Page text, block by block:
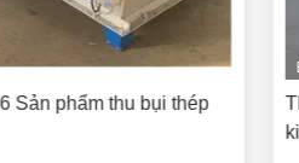
Sản phẩm thu bụi thép